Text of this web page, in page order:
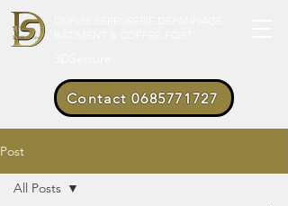
Contact 0685771727
Post
All Posts